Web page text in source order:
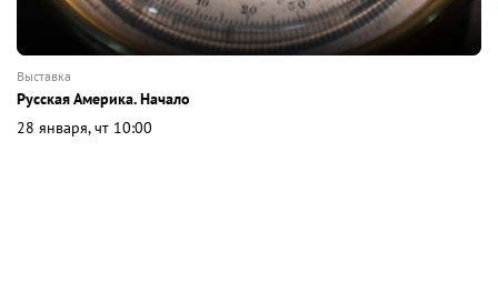
выставка
Русская Америка. Начало
28 января, чт 10:00